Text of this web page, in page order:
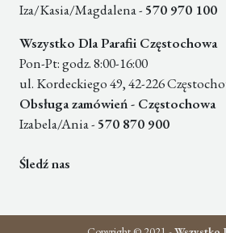
Iza/Kasia/Magdalena - 570 970 100
Wszystko Dla Parafii Częstochowa
Pon-Pt: godz. 8:00-16:00
ul. Kordeckiego 49, 42-226
Obsługa zamówień - Częstochowa
Izabela/Ania - 570 870 900
Śledź nas